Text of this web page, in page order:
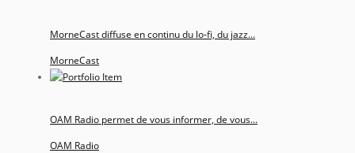
MorneCast diffuse en continu du lo‑fi, du jazz...
MorneCast
OAM Radio permet de vous informer, de vous...
OAM Radio